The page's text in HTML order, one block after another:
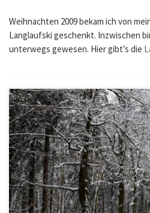
Weihnachten 2009 bekam ich von
Langlaufski geschenkt. Inzwischen
unterwegs gewesen. Hier gibt’s die